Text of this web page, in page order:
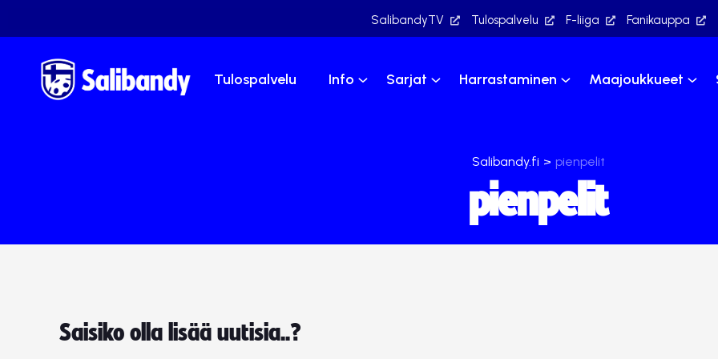
SalibandyTV Tulospalvelu F-liiga Fanikauppa
Tulospalvelu Info Sarjat Harrastaminen Maajoukkueet
Salibandy.fi > pienpelit
pienpelit
Saisiko olla lisää uutisia..?